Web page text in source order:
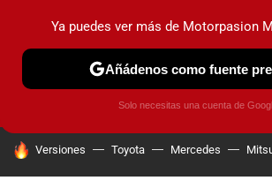
PRUEBAS INDUSTRIA HOY NO
HOY SE HABLA DE
Versiones Toyota Mercedes
Ya puedes ver más de Motorpasion
Añádenos como fuente
Solo necesitas una cuenta de